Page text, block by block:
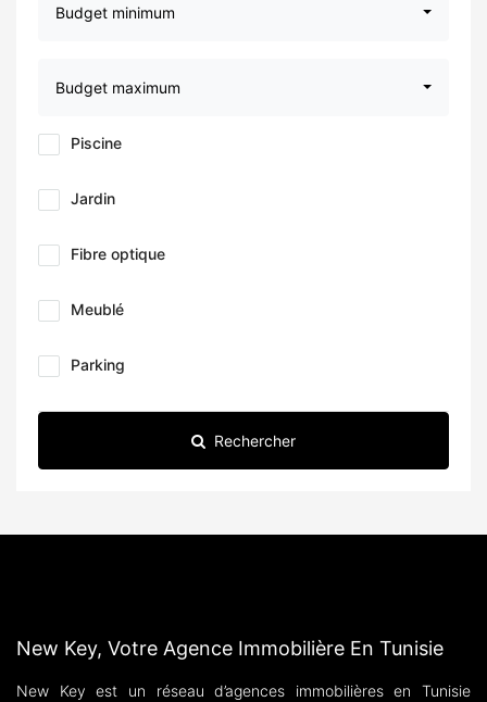
Budget minimum
Budget maximum
Piscine
Jardin
Fibre optique
Meublé
Parking
Rechercher
New Key, Votre Agence Immobilière En Tunisie
New Key est un réseau d’agences immobilières en Tunisie